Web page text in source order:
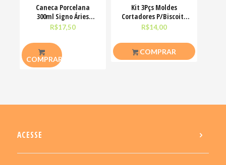
Caneca Porcelana
300ml Signo Áries
Zodíaco Astrologia
R$17,50
COMPRAR
Kit 3Pçs Moldes
Cortadores P/Biscoito
Pasta Redondos
R$14,00
COMPRAR
ACESSE